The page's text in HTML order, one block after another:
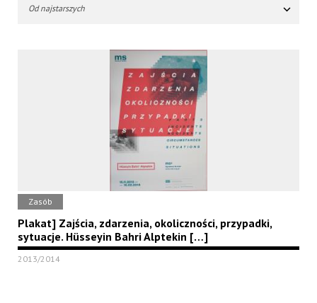
Od najstarszych
Zasób
Plakat] Zajścia, zdarzenia, okoliczności, przypadki,
sytuacje. Hüsseyin Bahri Alptekin […]
2013/2014